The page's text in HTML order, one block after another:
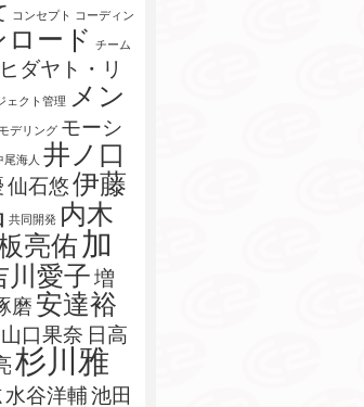
コンセプト コーディン
ロード チーム
ヒダヤト・リ
ェクト管理
メン
デリング モーシ
尾海人 井ノ口
仙石悠伊藤
共同開発 内木
亮佑 加
川愛子増
磨 安達裕
山口果奈 日高
杉川雅
水谷洋輔池田